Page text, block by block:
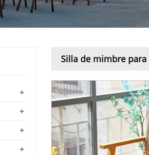
Silla de mimbre
+
+
+
+